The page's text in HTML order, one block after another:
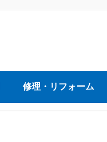
修理・リフォーム